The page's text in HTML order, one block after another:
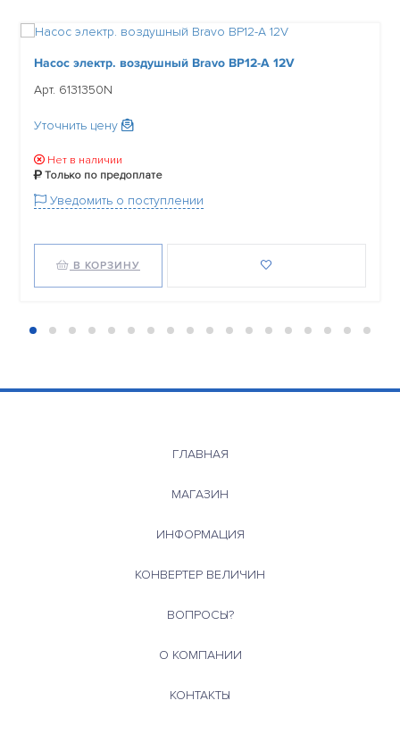
Насос электр. воздушный Bravo BP12-A 12V
Арт. 6131350N
Уточнить цену
Нет в наличии
Только по предоплате
Уведомить о поступлении
В КОРЗИНУ
ГЛАВНАЯ
МАГАЗИН
ИНФОРМАЦИЯ
КОНВЕРТЕР ВЕЛИЧИН
ВОПРОСЫ?
О КОМПАНИИ
КОНТАКТЫ